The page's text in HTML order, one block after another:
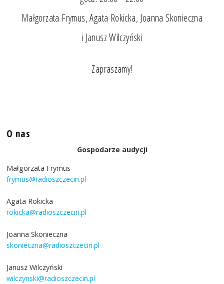
Małgorzata Frymus, Agata Rokicka, Joanna Skonieczna
i Janusz Wilczyński
Zapraszamy!
O nas
Gospodarze audycji
Małgorzata Frymus
frymus@radioszczecin.pl
Agata Rokicka
rokicka@radioszczecin.pl
Joanna Skonieczna
skonieczna@radioszczecin.pl
Janusz Wilczyński
wilczynski@radioszczecin.pl